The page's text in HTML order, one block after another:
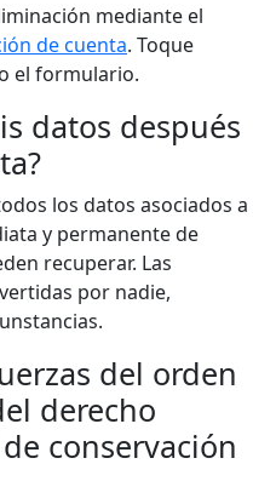
mediante el
de cuenta. Toque
el formulario.
datos después
los datos asociados a
y permanente de
recuperar. Las
por nadie,
del orden
derecho
conservación